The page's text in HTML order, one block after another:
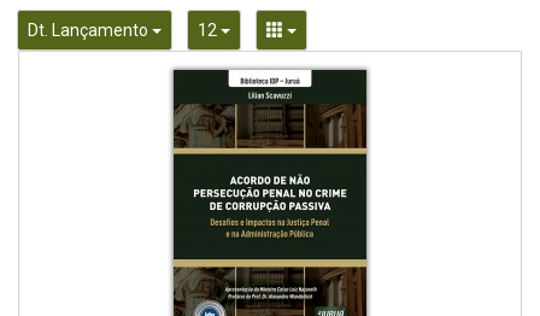
Dt. Lançamento Toggle Dropdown
12 Toggle DropdownToggle Dropdown